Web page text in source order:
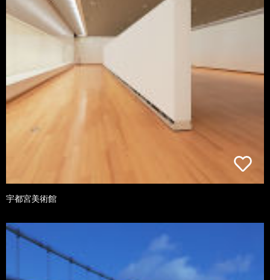
宇都宮美術館